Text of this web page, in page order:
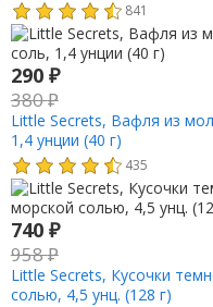
841
290 ₽
380₽
Little Secrets, Вафля из
1,4 унции (40 г)
435
740 ₽
958₽
Little Secrets, Кусочки
солью, 4,5 унц. (128 г)